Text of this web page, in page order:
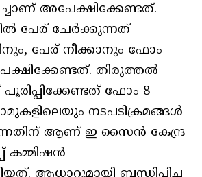
അപേക്ഷിക്കേണ്ടത്.
പേര് ചേർക്കുന്നത്
പേര് നീക്കാനും ഫോം
തിരുത്തൽ
ഫോം 8
നടപടിക്രമങ്ങൾ
ആണ് ഇ സൈൻ കേന്ദ്ര
കമ്മിഷൻ
ആധാറുമായി ബന്ധിപ്പിച്ച